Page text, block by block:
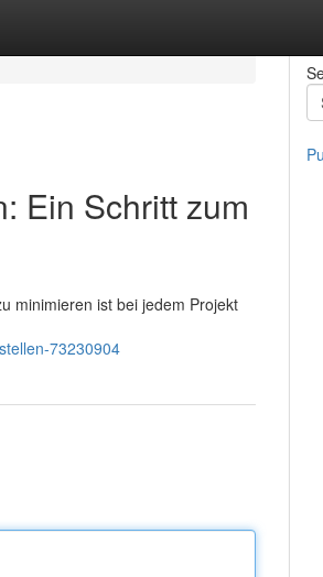
Ein Schritt zum
minimieren ist bei jedem Projekt
73230904